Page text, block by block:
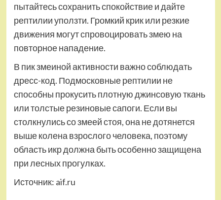
пытайтесь сохранить спокойствие и дайте
рептилии уползти. Громкий крик или резкие
движения могут спровоцировать змею на
повторное нападение.
В пик змеиной активности важно соблюдать
дресс-код. Подмосковные рептилии не
способны прокусить плотную джинсовую ткань
или толстые резиновые сапоги. Если вы
столкнулись со змеей стоя, она не дотянется
выше колена взрослого человека, поэтому
область икр должна быть особенно защищена
при лесных прогулках.
Источник: aif.ru